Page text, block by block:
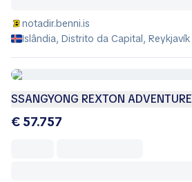
notadir.benni.is
Islândia, Distrito da Capital, Reykjavík
SSANGYONG REXTON ADVENTURE
€ 57.757